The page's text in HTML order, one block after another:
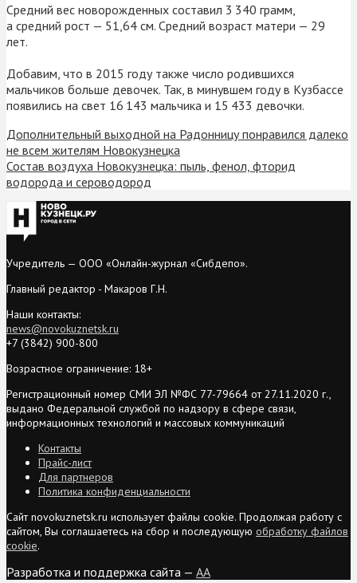
Средний вес новорожденных составил 3 340 грамм,
а средний рост — 51,64 см. Средний возраст матери — 29
лет.
Добавим, что в 2015 году также число родившихся
мальчиков больше девочек. Так, в минувшем году в Кузбассе
появились на свет 16 143 мальчика и 15 433 девочки.
Дополнительный выходной на Радонницу понравился далеко
не всем жителям Новокузнецка
Состав воздуха Новокузнецка: пыль, фенол, фторид
водорода и сероводород
Учредитель — ООО «Онлайн-журнал «Сибдепо».
Главный редактор - Макаров Г.Н.
Наши контакты:
news@novokuznetsk.ru
+7 (3842) 900-800
Возрастное ограничение: 18+
Регистрационный номер СМИ ЭЛ №ФС 77-79664 от 27.11.2020 г.,
выдано Федеральной службой по надзору в сфере связи,
информационных технологий и массовых коммуникаций
Контакты
Прайс-лист
Для партнеров
Политика конфиденциальности
Сайт novokuznetsk.ru использует файлы cookie. Продолжая работу с
сайтом, Вы соглашаетесь на сбор и последующую обработку файлов
cookie.
Разработка и поддержка сайта — AA